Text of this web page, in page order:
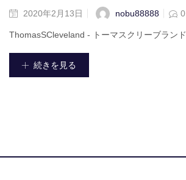
2020年2月13日 nobu88888 0
ThomasSCleveland - トーマスクリーブランド
続きを見る